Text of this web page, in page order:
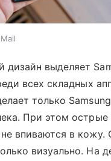
дизайн выделяет
всех складных
только
При этом острые
впиваются в кожу.
визуально. На